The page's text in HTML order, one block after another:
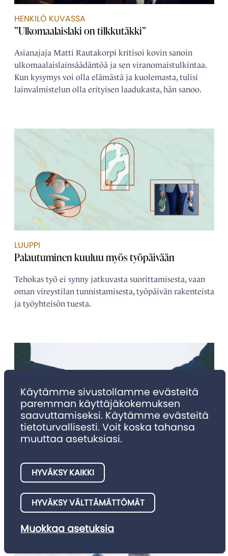
HENKILÖ KUVASSA
”Ulkomaalaislaki on tilkkutäkki”
Asianajaja Matti Rautakorpi kritisoi kovin sanoin
ulkomaalais­­lainsäädäntöä ja sen viranomais­tulkintaa.
Kun kysymys voi olla elämästä ja kuolemasta, tulisi
lain­­valmistelun olla erityisen laadukasta, hän sanoo.
LUUPPI
Palautuminen kuuluu myös työpäivään
Tehokas työ ei synny jatkuvasta suorittamisesta, vaan
oman vireystilan tunnistamisesta, työpäivän rakenteista
ja työyhteisön tuesta.
Nimitykset 4/2025
Julkaisemme tällä palstalla asianajotoimistojen meille
ilmoittamia nimitysuutisia.
Käytämme sivustollamme evästeitä
paremman käyttäjäkokemuksen
saavuttamiseksi. Käytämme evästeitä
tietoturvallisesti. Voit koska tahansa
muuttaa asetuksiasi.
HYVÄKSY VÄLTTÄMÄTTÖMÄT
HYVÄKSY KAIKKI
Muokkaa asetuksia